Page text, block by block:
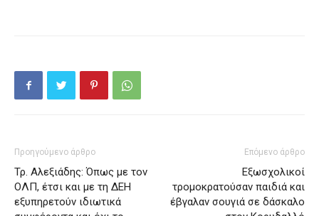
Προηγούμενο άρθρο
Τρ. Αλεξιάδης: Όπως με τον
ΟΛΠ, έτσι και με τη ΔΕΗ
εξυπηρετούν ιδιωτικά
Επόμενο άρθρο
Εξωσχολικοί
τρομοκρατούσαν παιδιά και
έβγαλαν σουγιά σε δάσκαλο